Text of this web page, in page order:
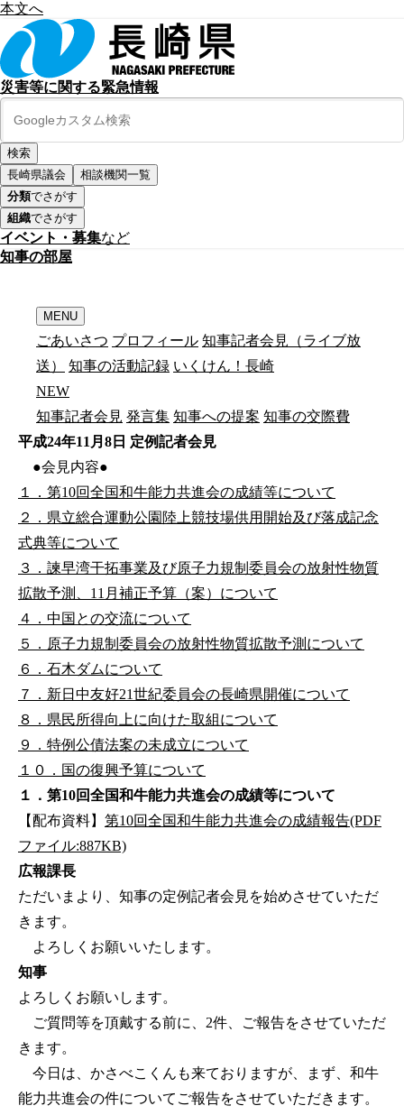
本文へ
災害等に関する緊急情報
長崎県議会
相談機関一覧
分類でさがす
組織でさがす
イベント・募集など
知事の部屋
MENU
ごあいさつ プロフィール 知事記者会見（ライブ放
送）
知事の活動記録 いくけん！長崎
NEW
知事記者会見 発言集 知事への提案 知事の交際費
平成24年11月8日 定例記者会見
●会見内容●
１．第10回全国和牛能力共進会の成績等について
２．県立総合運動公園陸上競技場供用開始及び落成記念
式典等について
３．諫早湾干拓事業及び原子力規制委員会の放射性物質
拡散予測、11月補正予算（案）について
４．中国との交流について
５．原子力規制委員会の放射性物質拡散予測について
６．石木ダムについて
７．新日中友好21世紀委員会の長崎県開催について
８．県民所得向上に向けた取組について
９．特例公債法案の未成立について
１０．国の復興予算について
１．第10回全国和牛能力共進会の成績等について
【配布資料】 第10回全国和牛能力共進会の成績報告(PDF
ファイル:887KB)
広報課長
ただいまより、知事の定例記者会見を始めさせていただ
きます。
よろしくお願いいたします。
知事
よろしくお願いします。
ご質問等を頂戴する前に、2件、ご報告をさせていただ
きます。
今日は、かさべこくんも来ておりますが、まず、和牛
能力共進会の件についてご報告をさせていただきます。